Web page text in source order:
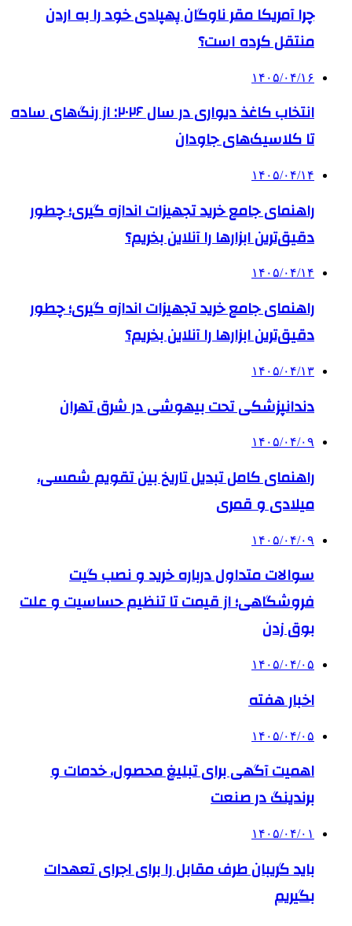
چرا آمریکا مقر ناوگان پهپادی خود را به اردن
منتقل کرده است؟
۱۴۰۵/۰۴/۱۶
انتخاب کاغذ دیواری در سال ۲۰۲۶: از رنگ‌های ساده
تا کلاسیک‌های جاودان
۱۴۰۵/۰۴/۱۴
راهنمای جامع خرید تجهیزات اندازه گیری؛ چطور
دقیق‌ترین ابزارها را آنلاین بخریم؟
۱۴۰۵/۰۴/۱۴
راهنمای جامع خرید تجهیزات اندازه گیری؛ چطور
دقیق‌ترین ابزارها را آنلاین بخریم؟
۱۴۰۵/۰۴/۱۳
دندانپزشکی تحت بیهوشی در شرق تهران
۱۴۰۵/۰۴/۰۹
راهنمای کامل تبدیل تاریخ بین تقویم شمسی،
میلادی و قمری
۱۴۰۵/۰۴/۰۹
سوالات متداول درباره خرید و نصب گیت
فروشگاهی؛ از قیمت تا تنظیم حساسیت و علت
بوق زدن
۱۴۰۵/۰۴/۰۵
اخبار هفته
۱۴۰۵/۰۴/۰۵
اهمیت آگهی برای تبلیغ محصول، خدمات و
برندینگ در صنعت
۱۴۰۵/۰۴/۰۱
باید گریبان طرف مقابل را برای اجرای تعهدات
بگیریم